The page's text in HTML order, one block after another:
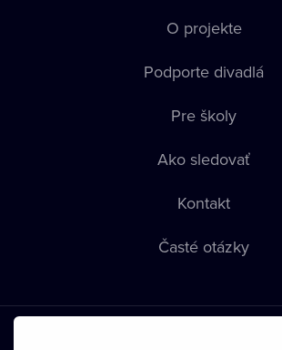
O projekte
Podporte divadlá
Pre školy
Ako sledovať
Kontakt
Časté otázky